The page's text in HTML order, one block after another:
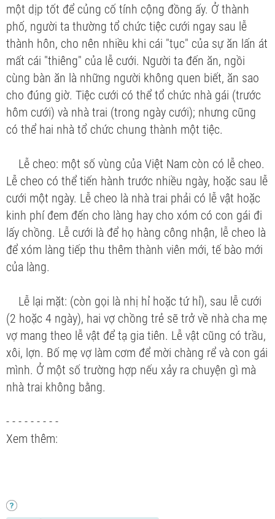
một dịp tốt để củng cố tính cộng đồng ấy. Ở thành
phố, người ta thường tổ chức tiệc cưới ngay sau lễ
thành hôn, cho nên nhiều khi cái "tục" của sự ăn lấn át
mất cái "thiêng" của lễ cưới. Người ta đến ăn, ngồi
cùng bàn ăn là những người không quen biết, ăn sao
cho đúng giờ. Tiệc cưới có thể tổ chức nhà gái (trước
hôm cưới) và nhà trai (trong ngày cưới); nhưng cũng
có thể hai nhà tổ chức chung thành một tiệc.
Lễ cheo: một số vùng của Việt Nam còn có lễ cheo.
Lễ cheo có thể tiến hành trước nhiều ngày, hoặc sau lễ
cưới một ngày. Lễ cheo là nhà trai phải có lễ vật hoặc
kinh phí đem đến cho làng hay cho xóm có con gái đi
lấy chồng. Lễ cưới là để họ hàng công nhận, lễ cheo là
để xóm làng tiếp thu thêm thành viên mới, tế bào mới
của làng.
Lễ lại mặt: (còn gọi là nhị hỉ hoặc tứ hỉ), sau lễ cưới
(2 hoặc 4 ngày), hai vợ chồng trẻ sẽ trở về nhà cha mẹ
vợ mang theo lễ vật để tạ gia tiên. Lễ vật cũng có trầu,
xôi, lợn. Bố mẹ vợ làm cơm để mời chàng rể và con gái
mình. Ở một số trường hợp nếu xảy ra chuyện gì mà
nhà trai không bằng.
- - - - - - - - -
Xem thêm: